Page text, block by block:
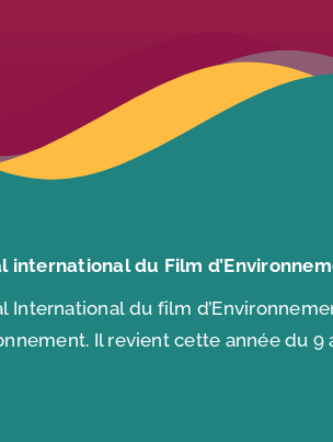
international du Film
International du film
Il revient cette année du